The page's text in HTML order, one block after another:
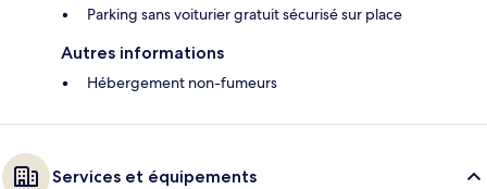
Parking sans voiturier gratuit sécurisé sur place
Autres informations
Hébergement non-fumeurs
Services et équipements